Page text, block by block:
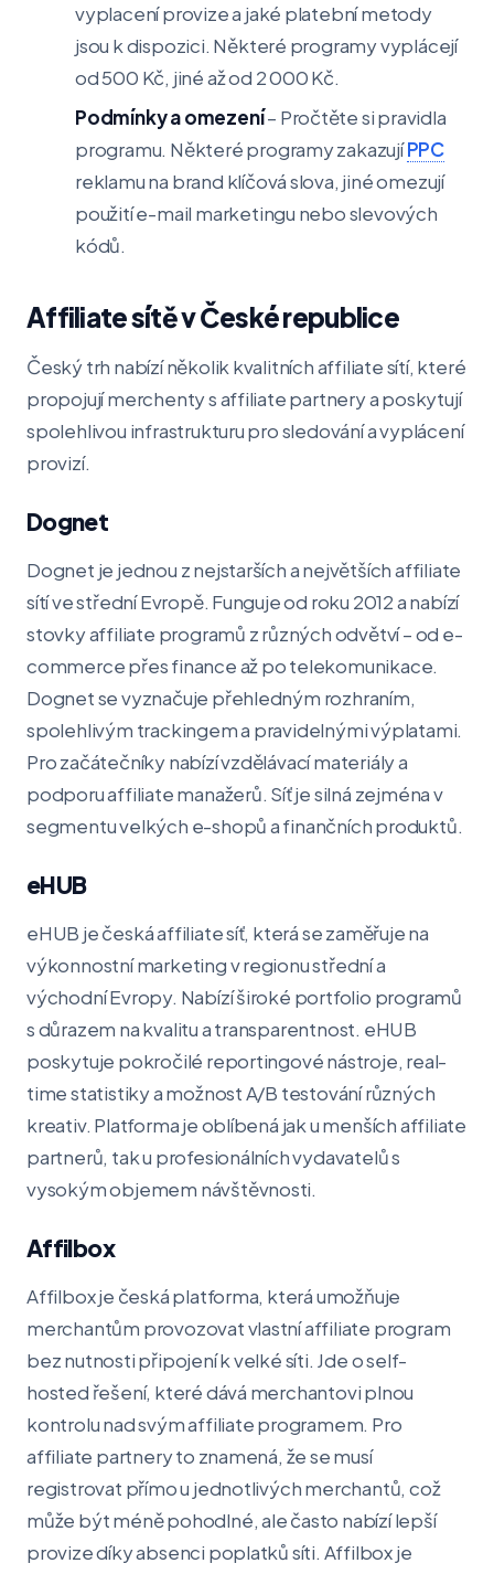
vyplacení provize a jaké platební metody
jsou k dispozici. Některé programy vyplácejí
od 500 Kč, jiné až od 2 000 Kč.
Podmínky a omezení– Pročtěte si pravidla
programu. Některé programy zakazujíPPC
reklamu na brand klíčová slova, jiné omezují
použití e-mail marketingu nebo slevových
kódů.
Affiliate sítě v České republice
Český trh nabízí několik kvalitních affiliate sítí, které
propojují merchenty s affiliate partnery a poskytují
spolehlivou infrastrukturu pro sledování a vyplácení
provizí.
Dognet
Dognet je jednou z nejstarších a největších affiliate
sítí ve střední Evropě. Funguje od roku 2012 a nabízí
stovky affiliate programů z různých odvětví – od e-
commerce přes finance až po telekomunikace.
Dognet se vyznačuje přehledným rozhraním,
spolehlivým trackingem a pravidelnými výplatami.
Pro začátečníky nabízí vzdělávací materiály a
podporu affiliate manažerů. Síť je silná zejména v
segmentu velkých e-shopů a finančních produktů.
eHUB
eHUB je česká affiliate síť, která se zaměřuje na
výkonnostní marketing v regionu střední a
východní Evropy. Nabízí široké portfolio programů
s důrazem na kvalitu a transparentnost. eHUB
poskytuje pokročilé reportingové nástroje, real-
time statistiky a možnost A/B testování různých
kreativ. Platforma je oblíbená jak u menších affiliate
partnerů, tak u profesionálních vydavatelů s
vysokým objemem návštěvnosti.
Affilbox
Affilbox je česká platforma, která umožňuje
merchantům provozovat vlastní affiliate program
bez nutnosti připojení k velké síti. Jde o self-
hosted řešení, které dává merchantovi plnou
kontrolu nad svým affiliate programem. Pro
affiliate partnery to znamená, že se musí
registrovat přímo u jednotlivých merchantů, což
může být méně pohodlné, ale často nabízí lepší
provize díky absenci poplatků síti. Affilbox je